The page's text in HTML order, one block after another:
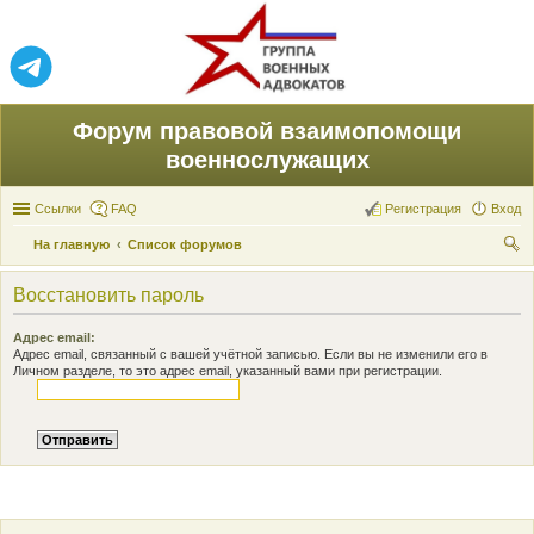
Форум правовой взаимопомощи
военнослужащих
Ссылки FAQ Вход
Регистрация
На главную
Список форумов
ои
Восстановить пароль
Адрес email:
Адрес email, связанный с вашей учётной записью. Если вы не изменили его в
Личном разделе, то это адрес email, указанный вами при регистрации.